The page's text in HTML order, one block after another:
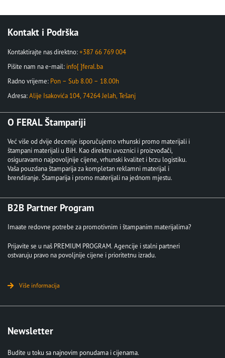
Kontakt i Podrška
Kontaktirajte nas direktno:+387 66 769 004
Pišite nam na e-mail: info[ ]feral.ba
Radno vrijeme: Pon – Sub 8.00 – 18.00h
Adresa:Alije Isakovića 104, 74264 Jelah, Tešanj
O FERAL Štampariji
Već više od dvije decenije isporučujemo vrhunski promo materijali i
štampani materijali u BiH. Kao direktni uvoznici i proizvođači,
osiguravamo najpovoljnije cijene, vrhunski kvalitet i brzu logistiku.
Vaša pouzdana štamparija za kompletan reklamni materijal i
brendiranje. Štamparija i promo materijali na jednom mjestu.
B2B Partner Program
Imaate redovne potrebe za promotivnim i štampanim materijalima?
Prijavite se u naš PREMIUM PROGRAM. Agencije i stalni partneri
ostvaruju pravo na povoljnije cijene i prioritetnu izradu.
Više informacija
Newsletter
Budite u toku sa najnovim ponudama i cijenama.